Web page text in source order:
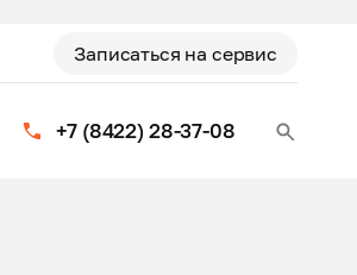
Записаться на сервис
+7 (8422) 28-37-08